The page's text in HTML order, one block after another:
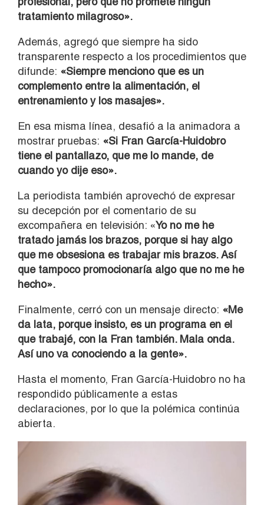
tratamiento milagroso».
Además, agregó que siempre ha sido
transparente respecto a los procedimientos que
difunde: «Siempre menciono que es un
complemento entre la alimentación, el
entrenamiento y los masajes».
En esa misma línea, desafió a la animadora a
mostrar pruebas: «Si Fran García-Huidobro
tiene el pantallazo, que me lo mande, de
cuando yo dije eso».
La periodista también aprovechó de expresar
su decepción por el comentario de su
excompañera en televisión: «Yo no me he
tratado jamás los brazos, porque si hay algo
que me obsesiona es trabajar mis brazos. Así
que tampoco promocionaría algo que no me he
hecho».
Finalmente, cerró con un mensaje directo: «Me
da lata, porque insisto, es un programa en el
que trabajé, con la Fran también. Mala onda.
Así uno va conociendo a la gente».
Hasta el momento, Fran García-Huidobro no ha
respondido públicamente a estas
declaraciones, por lo que la polémica continúa
abierta.
Reproductor